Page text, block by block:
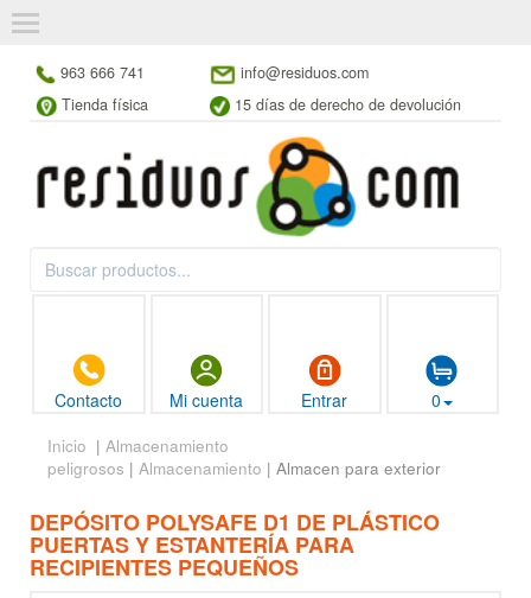
963 666 741
info@residuos.com
Tienda física
15 días de derecho de devolución
Contacto Mi cuenta Entrar 0
Inicio | Almacenamiento
peligrosos | Almacenamiento | Almacen para exterior
DEPÓSITO POLYSAFE D1 DE PLÁSTICO
PUERTAS Y ESTANTERÍA PARA
RECIPIENTES PEQUEÑOS